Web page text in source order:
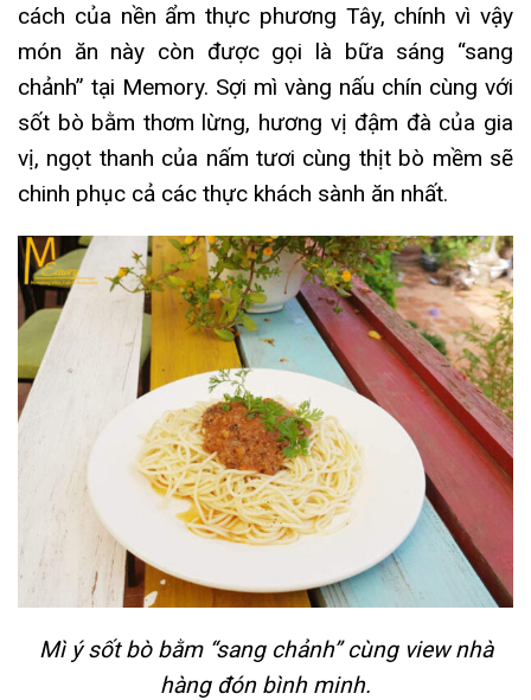
cách của nền ẩm thực phương Tây, chính vì vậy
món ăn này còn được gọi là bữa sáng “sang
chảnh” tại Memory. Sợi mì vàng nấu chín cùng với
sốt bò bằm thơm lừng, hương vị đậm đà của gia
vị, ngọt thanh của nấm tươi cùng thịt bò mềm sẽ
chinh phục cả các thực khách sành ăn nhất.
Mì ý sốt bò bằm “sang chảnh” cùng view nhà
hàng đón bình minh.